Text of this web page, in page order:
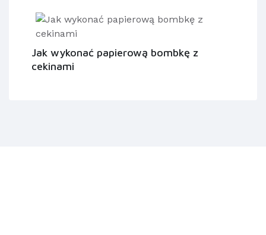
Jak wykonać papierową bombkę z
cekinami